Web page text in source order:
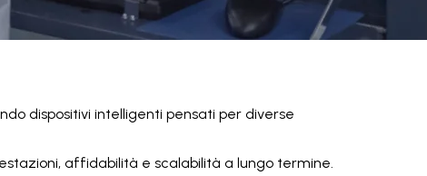
dispositivi intelligenti pensati per diverse
affidabilità e scalabilità a lungo termine.